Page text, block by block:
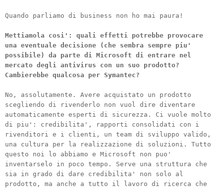
Quando parliamo di business non ho mai paura!
Mettiamola cosi': quali effetti potrebbe provocare
una eventuale decisione (che sembra sempre piu'
possibile) da parte di Microsoft di entrare nel
mercato degli antivirus con un suo prodotto?
Cambierebbe qualcosa per Symantec?
No, assolutamente. Avere acquistato un prodotto
scegliendo di rivenderlo non vuol dire diventare
automaticamente esperti di sicurezza. Ci vuole molto
di piu': credibilita', rapporti consolidati con i
rivenditori e i clienti, un team di sviluppo valido,
una cultura per la realizzazione di soluzioni. Tutto
questo noi lo abbiamo e Microsoft non puo'
inventarselo in poco tempo. Serve una struttura che
sia in grado di dare credibilita' non solo al
prodotto, ma anche a tutto il lavoro di ricerca che